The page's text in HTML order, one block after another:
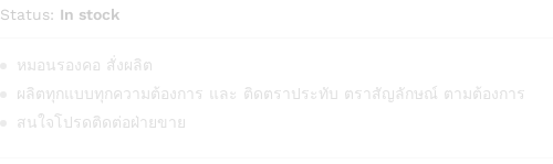
Status: In stock
หมอนรองคอ สั่งผลิต
ผลิตทุกแบบทุกความต้องการ และ ติดตราประทับ ตราสัญลักษณ์ ตามต้องการ
สนใจโปรดติดต่อฝ่ายขาย